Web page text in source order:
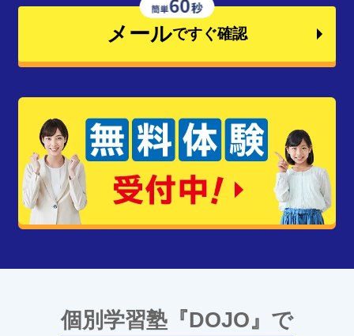
メールですぐ確認
個別学習塾『DOJO』で